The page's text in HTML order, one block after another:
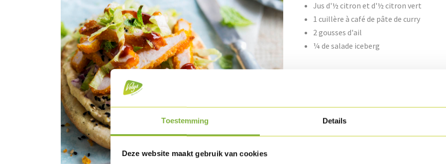
Toestemming Details
Deze website maakt gebruik van cookies
Jus d'½ citron et d'½ citron vert
1 cuillère à café de pâte de curry
2 gousses d'ail
¼ de salade iceberg
Faites cuire les escalopes de filet de dinde
Mixez les pois chiches avec la crème de